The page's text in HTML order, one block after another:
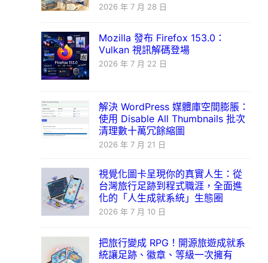
2026 年 7 月 28 日
Mozilla 發布 Firefox 153.0：
Vulkan 視訊解碼登場
2026 年 7 月 22 日
解決 WordPress 媒體庫空間膨脹：
使用 Disable All Thumbnails 批次
清理數十萬冗餘縮圖
2026 年 7 月 21 日
視覺化圖卡呈現你的真實人生：從
台灣旅行足跡到程式職涯，全面進
化的「人生成就系統」生態圈
2026 年 7 月 10 日
把旅行變成 RPG！開源旅遊成就系
統讓足跡、徽章、等級一次擁有